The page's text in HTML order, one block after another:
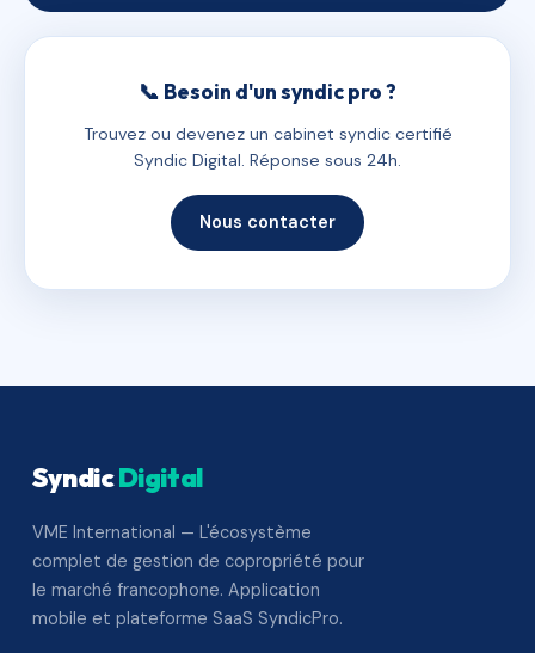
📞 Besoin d'un syndic pro ?
Trouvez ou devenez un cabinet syndic certifié
Syndic Digital. Réponse sous 24h.
Nous contacter
SyndicDigital
VME International — L'écosystème
complet de gestion de copropriété pour
le marché francophone. Application
mobile et plateforme SaaS SyndicPro.